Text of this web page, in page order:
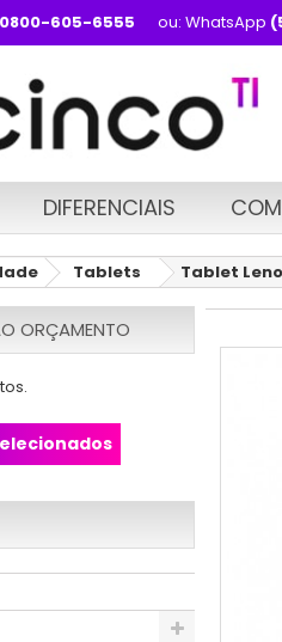
0800-605-6555 ou: WhatsApp
DIFERENCIAIS
Tablets Tablet
ORÇAMENTO